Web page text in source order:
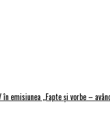
în emisiunea ,,Fapte și vorbe –